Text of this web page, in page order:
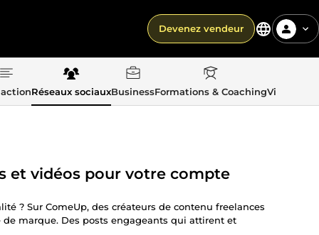
Devenez vendeur
Réseaux sociauxBusinessFormations & CoachingVie
et vidéos pour votre compte
? Sur ComeUp, des créateurs de contenu freelances
marque. Des posts engageants qui attirent et